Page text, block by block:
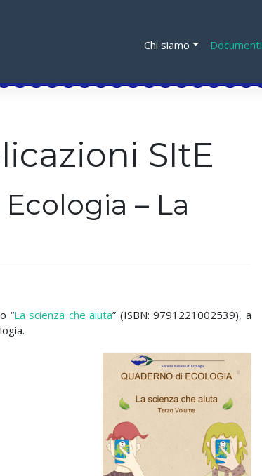
Chi siamo Documenti
SItE
– La
“La scienza che aiuta” (ISBN: 9791221002539), a